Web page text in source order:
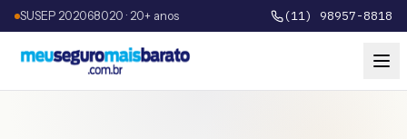
SUSEP 202068020 · 20+ anos (11) 98957-8818